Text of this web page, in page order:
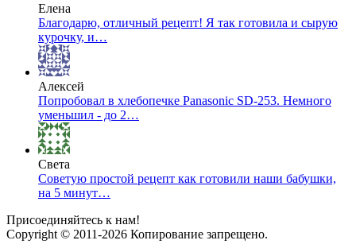
Елена
Благодарю, отличный рецепт! Я так готовила и сырую
курочку, и…
Алексей
Попробовал в хлебопечке Panasonic SD-253. Немного
уменьшил - до 2…
Света
Советую простой рецепт как готовили наши бабушки,
на 5 минут…
Присоединяйтесь к нам!
Copyright © 2011-2026 Копирование запрещено.